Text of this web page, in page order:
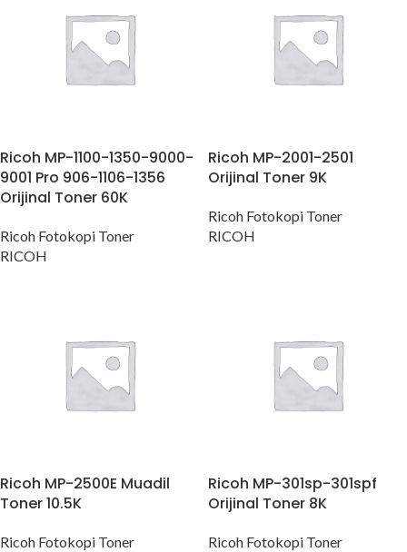
Ricoh MP-1100-1350-9000-
9001 Pro 906-1106-1356
Orijinal Toner 60K
Ricoh Fotokopi Toner
RICOH
Ricoh MP-2001-2501
Orijinal Toner 9K
Ricoh Fotokopi Toner
RICOH
Ricoh MP-2500E Muadil
Toner 10.5K
Ricoh Fotokopi Toner
Ricoh MP-301sp-301spf
Orijinal Toner 8K
Ricoh Fotokopi Toner